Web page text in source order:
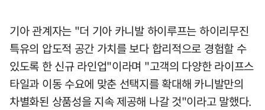
기아 관계자는 "더 기아 카니발 하이루프는 하이리무진
특유의 압도적 공간 가치를 보다 합리적으로 경험할 수
있도록 한 신규 라인업"이라며 "고객의 다양한 라이프스
타일과 이동 수요에 맞춘 선택지를 확대해 카니발만의
차별화된 상품성을 지속 제공해 나갈 것"이라고 말했다.